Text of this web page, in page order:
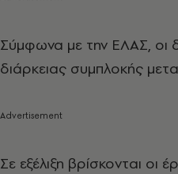
Σύμφωνα με την ΕΛΑΣ, οι
διάρκειας συμπλοκής
Σε εξέλιξη βρίσκονται